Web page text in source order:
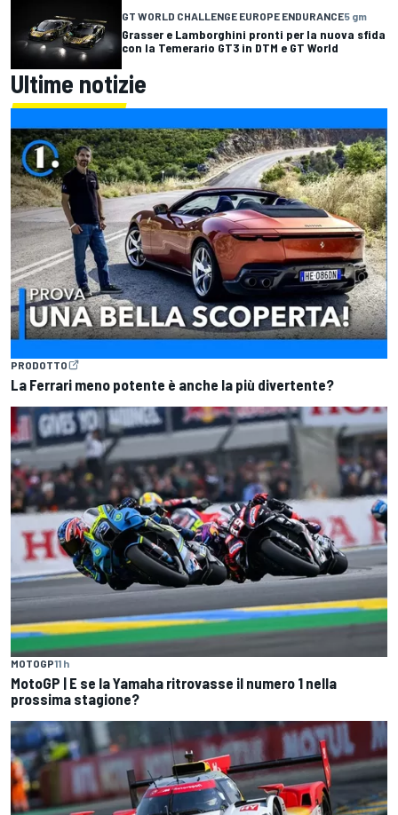
GT WORLD CHALLENGE EUROPE ENDURANCE5 gm
Grasser e Lamborghini pronti per la nuova sfida
con la Temerario GT3 in DTM e GT World
Ultime notizie
PRODOTTO
La Ferrari meno potente è anche la più divertente?
MOTOGP11 h
MotoGP | E se la Yamaha ritrovasse il numero 1 nella
prossima stagione?